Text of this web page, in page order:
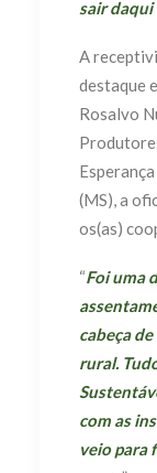
sair daqui
A
destaque
Rosalvo
(MS), a
os(as)
“Foi uma
cabeça
rural.
com as
veio para